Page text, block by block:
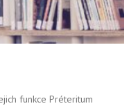
funkce Préteritum